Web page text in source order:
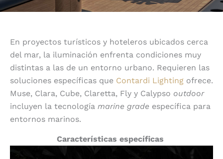
En proyectos turísticos y hoteleros ubicados cerca
del mar, la iluminación enfrenta condiciones muy
distintas a las de un entorno urbano. Requieren las
soluciones específicas que Contardi Lighting ofrece.
Muse, Clara, Cube, Claretta, Fly y Calypso outdoor
incluyen la tecnología marine grade específica para
entornos marinos.
Características específicas